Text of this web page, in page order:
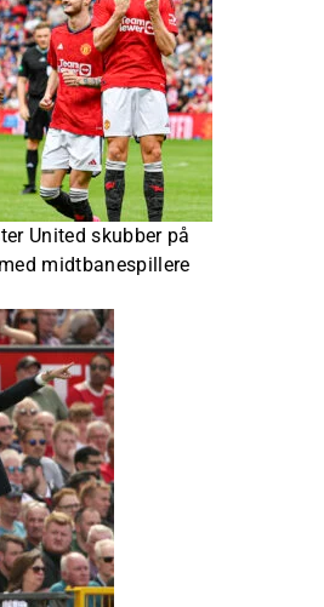
United skubber på
midtbanespillere